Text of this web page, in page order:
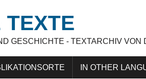
TEXTE
GESCHICHTE - TEXTARCHIV VON
IN OTHER